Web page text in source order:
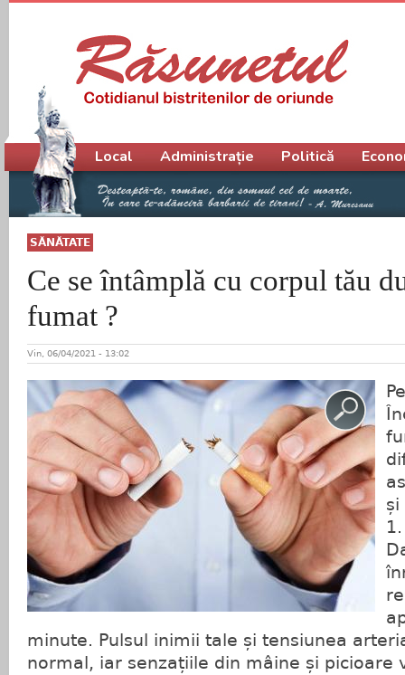
SĂNĂTATE
Ce se întâmplă cu corpul tău
fumat ?
Vin, 06/04/2021 - 13:02
și
minute. Pulsul inimii tale și tensiunea
normal, iar senzațiile din mâine și picioare
Meniu principal
Local Administrație Politică